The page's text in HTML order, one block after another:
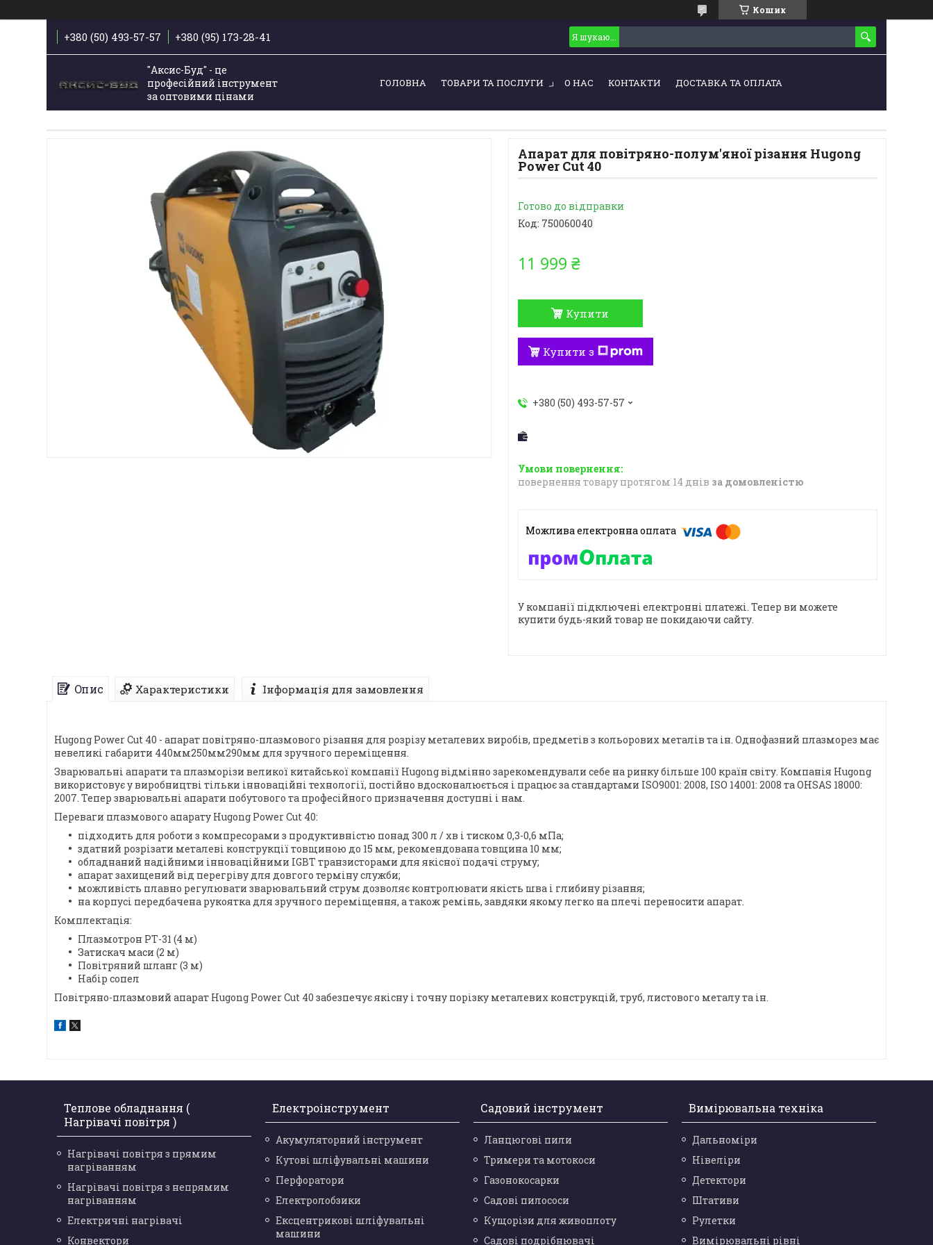
Кошик
+380 (50) 493-57-57 +380 (95) 173-28-41
"Аксис-Буд" - це
професійний інструмент
за оптовими цінами
ГОЛОВНА ТОВАРИ ТА ПОСЛУГИ О НАС КОНТАКТИ ДОСТАВКА ТА ОПЛАТА
Апарат для повітряно-полум'яної різання Hugong
Power Cut 40
Готово до відправки
Код: 750060040
11 999 ₴
Купити
Купити з
+380 (50) 493-57-57
повернення товару протягом 14 днів за домовленістю
У компанії підключені електронні платежі. Тепер ви можете
купити будь-який товар не покидаючи сайту.
Опис Характеристики Інформація для замовлення
Hugong Power Cut 40 - апарат повітряно-плазмового різання для розрізу металевих виробів, предметів з кольорових металів та ін. Однофазний плазморез має
невеликі габарити 440мм250мм290мм для зручного переміщення.
Зварювальні апарати та плазморізи великої китайської компанії Hugong відмінно зарекомендували себе на ринку більше 100 країн світу. Компанія Hugong
використовує у виробництві тільки інноваційні технології, постійно вдосконалюється і працює за стандартами ISO9001: 2008, ISO 14001: 2008 та OHSAS 18000:
2007. Тепер зварювальні апарати побутового та професійного призначення доступні і нам.
Переваги плазмового апарату Hugong Power Cut 40:
підходить для роботи з компресорами з продуктивністю понад 300 л / хв і тиском 0,3-0,6 мПа;
здатний розрізати металеві конструкції товщиною до 15 мм, рекомендована товщина 10 мм;
обладнаний надійними інноваційними IGBT транзисторами для якісної подачі струму;
апарат захищений від перегріву для довгого терміну служби;
можливість плавно регулювати зварювальний струм дозволяє контролювати якість шва і глибину різання;
на корпусі передбачена рукоятка для зручного переміщення, а також ремінь, завдяки якому легко на плечі переносити апарат.
Комплектація:
Плазмотрон РТ-31 (4 м)
Затискач маси (2 м)
Повітряний шланг (3 м)
Набір сопел
Повітряно-плазмовий апарат Hugong Power Cut 40 забезпечує якісну і точну порізку металевих конструкцій, труб, листового металу та ін.
Теплове обладнання (
Нагрівачі повітря )
Нагрівачі повітря з прямим
нагріванням
Нагрівачі повітря з непрямим
нагріванням
Електричні нагрівачі
Конвектори
Електроінструмент
Акумуляторний інструмент
Кутові шліфувальні машини
Перфоратори
Електролобзики
Ексцентрикові шліфувальні
машини
Садовий інструмент
Ланцюгові пили
Тримери та мотокоси
Газонокосарки
Садові пилососи
Кущорізи для живоплоту
Садові подрібнювачі
Вимірювальна техніка
Дальноміри
Нівеліри
Детектори
Штативи
Рулетки
Вимірювальні рівні